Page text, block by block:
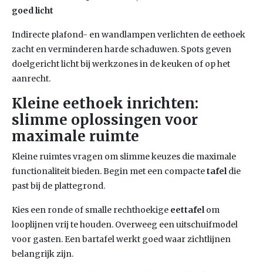
goed licht
Indirecte plafond- en wandlampen verlichten de eethoek
zacht en verminderen harde schaduwen. Spots geven
doelgericht licht bij werkzones in de keuken of op het
aanrecht.
Kleine eethoek inrichten:
slimme oplossingen voor
maximale ruimte
Kleine ruimtes vragen om slimme keuzes die maximale
functionaliteit bieden. Begin met een compactetafeldie
past bij de plattegrond.
Kies een ronde of smalle rechthoekige eettafelom
looplijnen vrij te houden. Overweeg een uitschuifmodel
voor gasten. Een bartafel werkt goed waar zichtlijnen
belangrijk zijn.